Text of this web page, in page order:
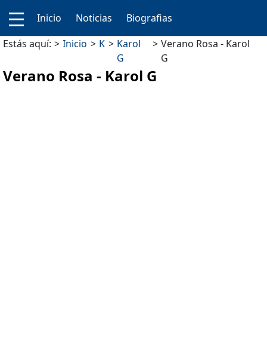
Inicio Noticias
Biografias
Estás aquí:
Inicio K
Karol
G
Verano Rosa - Karol
G
Verano Rosa - Karol G